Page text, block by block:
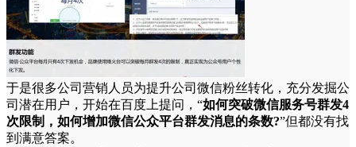
于是很多公司营销人员为提升公司微信粉丝转化，充分发掘公
司潜在用户，开始在百度上提问，“如何突破微信服务号群发4
次限制，如何增加微信公众平台群发消息的条数?”但都没有找
到满意答案。